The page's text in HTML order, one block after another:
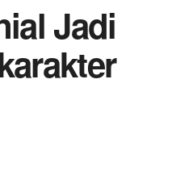
Jadi